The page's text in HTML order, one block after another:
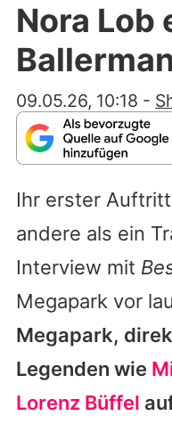
Nora Lob
09.05.26, 10:18 -
Ihr erster
andere als ein
Interview mit
Megapark vor
Megapark,
Legenden wie
Lorenz Büffel